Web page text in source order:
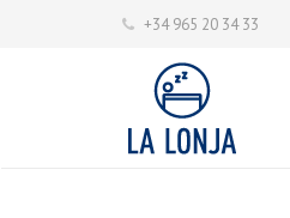
+34 965 20 34 33